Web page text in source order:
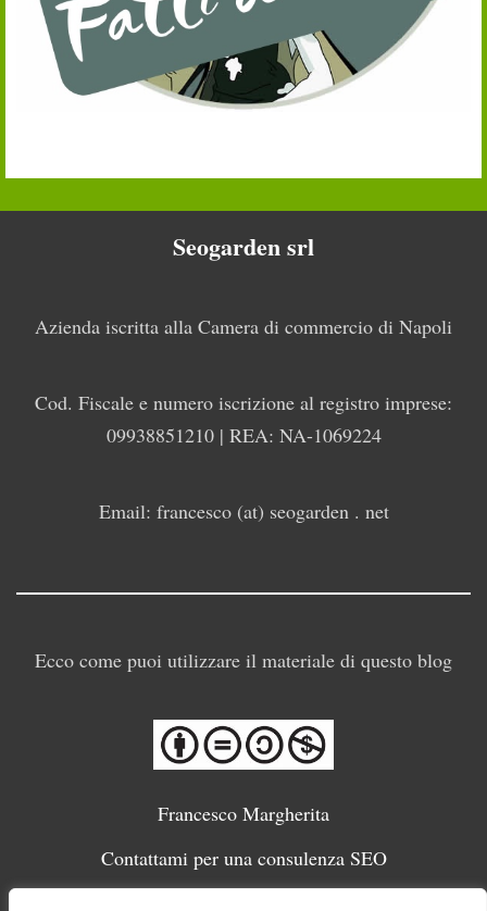
Seogarden srl
Azienda iscritta alla Camera di commercio di Napoli
Cod. Fiscale e numero iscrizione al registro imprese:
09938851210 | REA: NA-1069224
Email: francesco (at) seogarden . net
Ecco come puoi utilizzare il materiale di questo blog
Francesco Margherita
Contattami per una consulenza SEO